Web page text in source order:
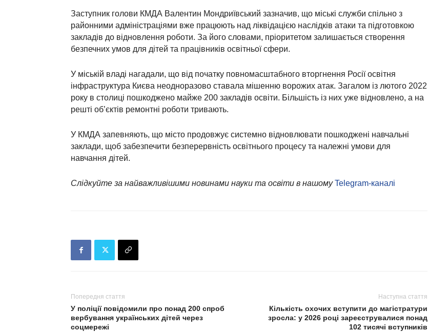
Заступник голови КМДА Валентин Мондриївський зазначив, що міські служби спільно з
районними адміністраціями вже працюють над ліквідацією наслідків атаки та підготовкою
закладів до відновлення роботи. За його словами, пріоритетом залишається створення
безпечних умов для дітей та працівників освітньої сфери.
У міській владі нагадали, що від початку повномасштабного вторгнення Росії освітня
інфраструктура Києва неодноразово ставала мішенню ворожих атак. Загалом із лютого 2022
року в столиці пошкоджено майже 200 закладів освіти. Більшість із них уже відновлено, а на
решті об’єктів ремонтні роботи тривають.
У КМДА запевняють, що місто продовжує системно відновлювати пошкоджені навчальні
заклади, щоб забезпечити безперервність освітнього процесу та належні умови для
навчання дітей.
Слідкуйте за найважливішими новинами науки та освіти в нашомуTelegram-каналі
Попередня стаття
У поліції повідомили про понад 200 спроб
вербування українських дітей через
соцмережі
Наступна стаття
Кількість охочих вступити до магістратури
зросла: у 2026 році зареєструвалися понад
102 тисячі вступників